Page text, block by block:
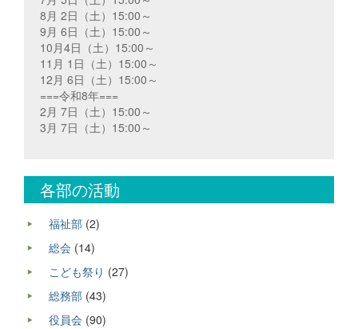
8月 2日（土）15:00～
9月 6日（土）15:00～
10月4日（土）15:00～
11月 1日（土）15:00～
12月 6日（土）15:00～
===令和8年===
2月 7日（土）15:00～
3月 7日（土）15:00～
各部の活動
福祉部 (2)
総会 (14)
こども祭り (27)
総務部 (43)
役員会 (90)